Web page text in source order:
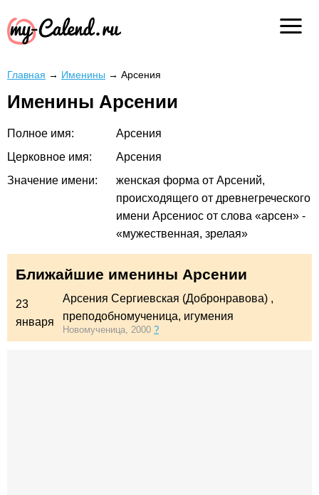
Главная → Именины → Арсения
Именины Арсении
Полное имя:
Арсения
Церковное имя:
Арсения
Значение имени:
женская форма от Арсений,
происходящего от древнегреческого
имени Арсениос от слова «арсен» -
«мужественная, зрелая»
Ближайшие именины Арсении
23
января
Арсения Сергиевская (Добронравова) ,
преподобномученица, игумения
Новомученица, 2000 ?